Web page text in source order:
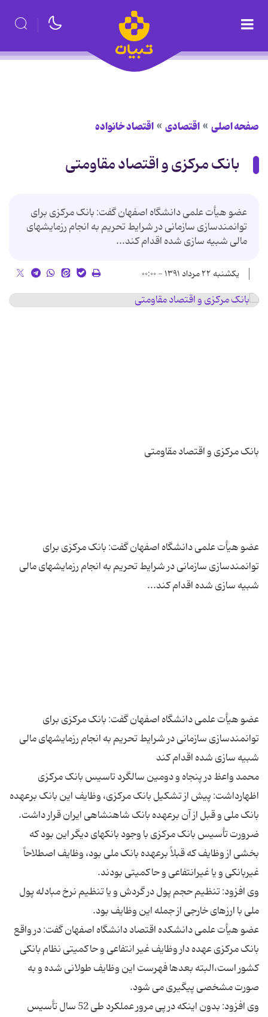
صفحه اصلی اقتصادی اقتصاد خانواده
بانک مرکزی و اقتصاد مقاومتی
عضو هیأت علمی دانشگاه اصفهان گفت: بانک مرکزی برای
توانمندسازی سازمانی در شرایط تحریم به انجام رزمایشهای
مالی شبیه سازی شده اقدام کند...
یکشنبه ۲۲ مرداد ۱۳۹۱ - ۰۰:۰۰
عضو هیأت علمی دانشگاه اصفهان گفت: بانک مرکزی برای
توانمندسازی سازمانی در شرایط تحریم به انجام رزمایشهای مالی
عضو هیأت علمی دانشگاه اصفهان گفت: بانک مرکزی برای
توانمندسازی سازمانی در شرایط تحریم به انجام رزمایشهای مالی
محمد واعظ در پنجاه و دومین سالگرد تاسیس بانک مرکزی
اظهارداشت: پیش از تشکیل بانک مرکزی، وظایف این بانک برعهده
بانک ملی و قبل از آن برعهده بانک شاهنشاهی ایران قرار داشت.
ضرورت تأسیس بانک مرکزی با وجود بانکهای دیگر این بود که
بخشی از وظایف که قبلاً برعهده بانک ملی بود، وظایف اصطلاحاً
وی افزود: تنظیم حجم پول در گردش و یا تنظیم نرخ مبادله پول
عضو هیأت علمی دانشکده اقتصاد دانشگاه اصفهان گفت: در واقع
بانک مرکزی عهده دار وظایف غیر انتفاعی و حاکمیتی نظام بانکی
کشور است،البته بعدها فهرست این وظایف طولانی شده و به
وی افزود: بدون اینکه در پی مرور عملکرد طی 52 سال تأسیس